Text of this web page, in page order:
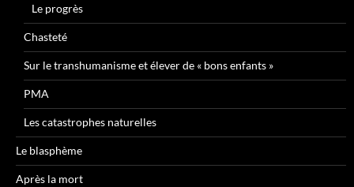
Le progrès
Chasteté
Sur le transhumanisme et élever de « bons enfants »
PMA
Les catastrophes naturelles
Le blasphème
Après la mort